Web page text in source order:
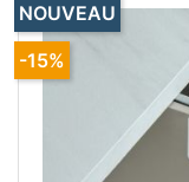
NOUVEAU
-15%